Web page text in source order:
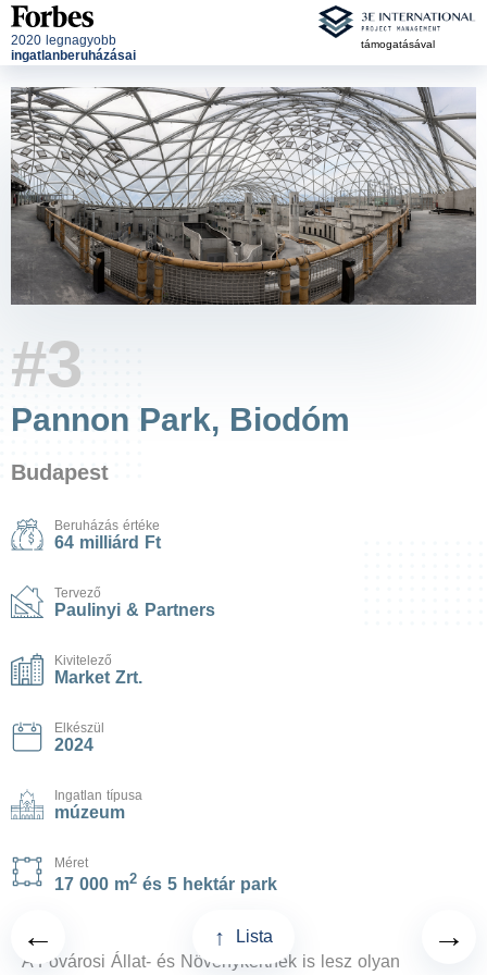
támogatásával
2020 legnagyobb
ingatlanberuházásai
#3
Pannon Park, Biodóm
Budapest
Beruházás értéke
64 milliárd Ft
Tervező
Paulinyi & Partners
Kivitelező
Market Zrt.
Elkészül
2024
Ingatlan típusa
múzeum
Méret
17 000 m2 és 5 hektár park
A Fővárosi Állat- és Növénykertnek is lesz olyan
← →
↑ Lista